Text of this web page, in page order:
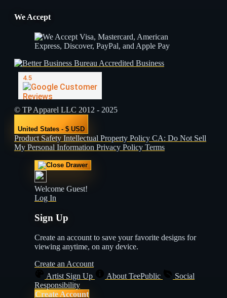
We Accept
© TP Apparel LLC 2012 - 2025
United States - $ USD
Product Safety Intellectual Property Policy CA: Do Not Sell
My Personal Information Privacy Policy Terms
Welcome Guest!
Log In
Sign Up
Create an account to save your favorite designs for
viewing anytime, on any device.
Create an Account
Artist Sign Up
About TeePublic
Social
Responsibility
Create Account